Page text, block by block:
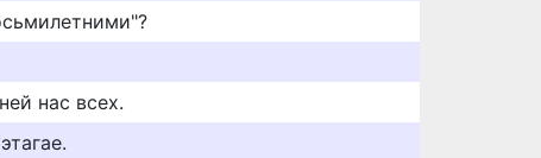
нас всех.